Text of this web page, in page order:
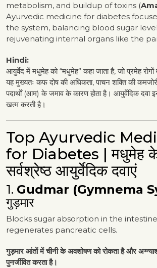
metabolism, and buildup of toxins (
Ayurvedic medicine for diabetes
the system, balancing blood sugar
rejuvenating internal organs like the
Hindi:
आयुर्वेद में मधुमेह को “मधुमेह” कहा जाता है, जो प्रमेह
यह मुख्यतः कफ दोष की अधिकता, पाचन शक्ति की
पदार्थों (आम) के जमाव के कारण होता है। आयुर्वेदिक दवा
खत्म करती है।
Top Ayurvedic
for Diabetes | मधुमेह के
सर्वश्रेष्ठ आयुर्वेदिक दवाएं
1. Gudmar (Gymnema
गुड़मार
Blocks sugar absorption in the
regenerates pancreatic cells.
गुड़मार आंतों में चीनी के अवशोषण को रोकता है और
पुनर्जीवित करता है।